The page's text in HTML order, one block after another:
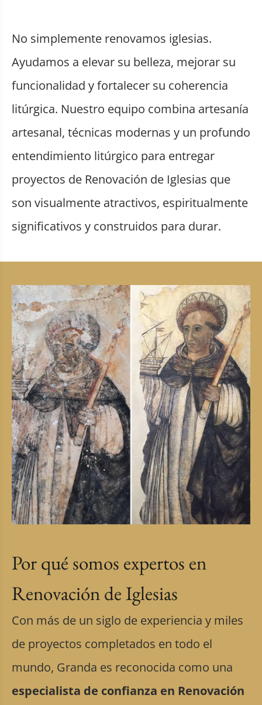
No simplemente renovamos iglesias.
Ayudamos a elevar su belleza, mejorar su
funcionalidad y fortalecer su coherencia
litúrgica. Nuestro equipo combina artesanía
artesanal, técnicas modernas y un profundo
entendimiento litúrgico para entregar
proyectos de Renovación de Iglesias que
son visualmente atractivos, espiritualmente
significativos y construidos para durar.
Por qué somos expertos en
Renovación de Iglesias
Con más de un siglo de experiencia y miles
de proyectos completados en todo el
mundo, Granda es reconocida como una
especialista de confianza en Renovación